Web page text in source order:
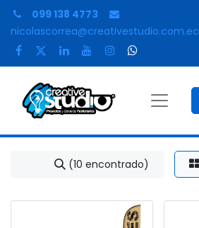
099 138 4773
nicolascorrea@creativestudio.com.ec
(10 encontrado)